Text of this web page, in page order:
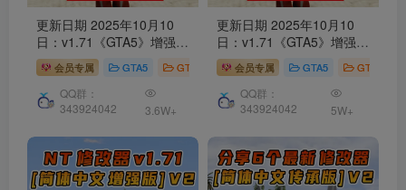
更新日期 2025年10月10
日：v1.71《GTA5》增强版
Rampage Trainer
[简体汉化] V2
会员专属 GTA5 GTA5 工具
QQ群：
343924042
3.6W+
更新日期 2025年10月10
日：v1.71《GTA5》增强版
QuantV画质
汉化] V2
会员专属 GTA5 GTA5 工具
QQ群：
343924042
5W+